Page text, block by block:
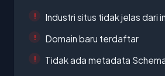
Industri situs tidak jelas dari
Domain baru terdaftar
Tidak ada metadata